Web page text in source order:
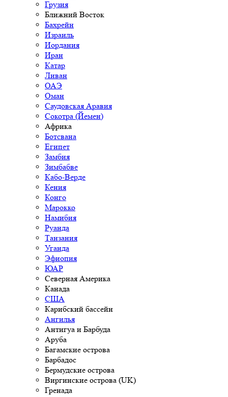
Грузия
Ближний Восток
Бахрейн
Израиль
Иордания
Иран
Катар
Ливан
ОАЭ
Оман
Саудовская Аравия
Сокотра (Йемен)
Африка
Ботсвана
Египет
Замбия
Зимбабве
Кабо-Верде
Кения
Конго
Марокко
Намибия
Руанда
Танзания
Уганда
Эфиопия
ЮАР
Северная Америка
Канада
США
Карибский бассейн
Ангилья
Антигуа и Барбуда
Аруба
Багамские острова
Барбадос
Бермудские острова
Виргинские острова (UK)
Гренада